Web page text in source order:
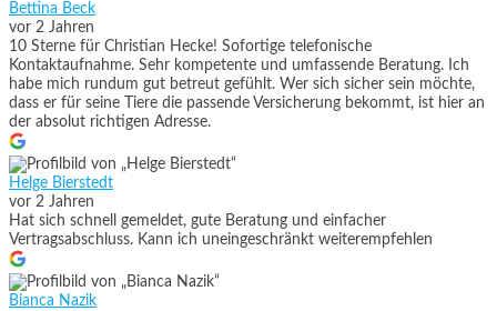
Bettina Beck
vor 2 Jahren
10 Sterne für Christian Hecke! Sofortige telefonische
Kontaktaufnahme. Sehr kompetente und umfassende Beratung. Ich
habe mich rundum gut betreut gefühlt. Wer sich sicher sein möchte,
dass er für seine Tiere die passende Versicherung bekommt, ist hier an
der absolut richtigen Adresse.
Helge Bierstedt
vor 2 Jahren
Hat sich schnell gemeldet, gute Beratung und einfacher
Vertragsabschluss. Kann ich uneingeschränkt weiterempfehlen
Bianca Nazik